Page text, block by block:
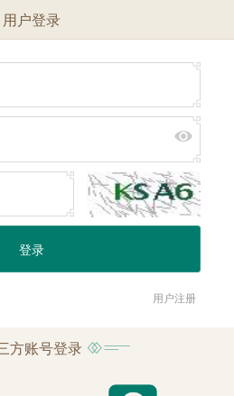
用户登录
用户注册
方账号登录